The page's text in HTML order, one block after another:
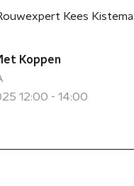
Kees Kistema
Koppen
12:00 - 14:00